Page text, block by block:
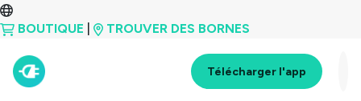
BOUTIQUE TROUVER DES BORNES
Télécharger l'app